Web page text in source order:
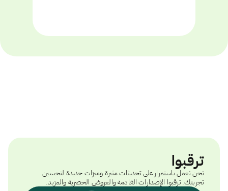
ترقبوا
نحن نعمل باستمرار على تحديثات مثيرة وميزات جديدة لتحسين
تجربتك. ترقبوا الإصدارات القادمة والعروض الحصرية والمزيد.